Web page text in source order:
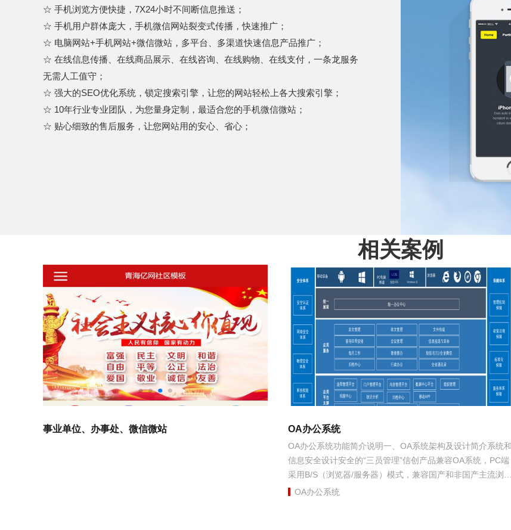
☆ 手机浏览方便快捷，7X24小时不间断信息推送；
☆ 手机用户群体庞大，手机微信网站裂变式传播，快速推广；
☆ 电脑网站+手机网站+微信微站，多平台、多渠道快速信息产品推广；
☆ 在线信息传播、在线商品展示、在线咨询、在线购物、在线支付，一条龙服务
无需人工值守；
☆ 强大的SEO优化系统，锁定搜索引擎，让您的网站轻松上各大搜索引擎；
☆ 10年行业专业团队，为您量身定制，最适合您的手机微信微站；
☆ 贴心细致的售后服务，让您网站用的安心、省心；
相关案例
事业单位、办事处、微信微站 OA办公系统
OA办公系统功能简介说明一、OA系统架构及设计简介系统和
信息安全设计安全的“三员管理”信创产品兼容OA系统，PC端
采用B/S（浏览器/服务器）模式，兼容国产和非国产主流浏览
器及数据库。手机端APP下载...
OA办公系统